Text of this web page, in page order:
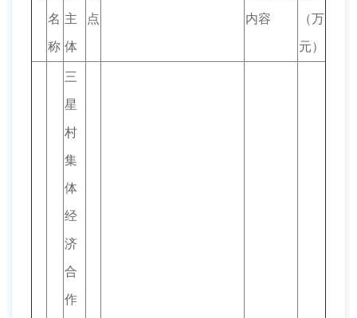
名
称
主
体
点
内容
（万
元）
三
星
村
集
体
经
济
合
作